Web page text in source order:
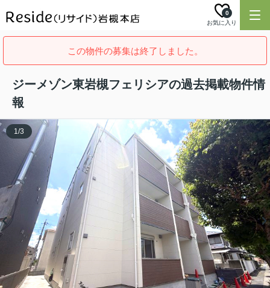
お気に入り
0
この物件の募集は終了しました。
ジーメゾン東岩槻フェリシアの過去掲載物件情
報
1/3